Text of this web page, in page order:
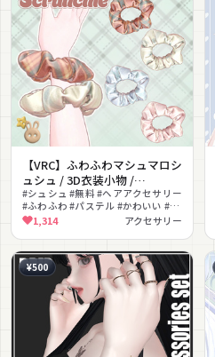
【VRC】ふわふわマシュマロシ
ュシュ / 3D衣装小物 /
✨Marshmallow Scrunchie✨
#シュシュ #無料 #ヘアアクセサリー
#ふわふわ #パステル #かわいい #ガ
ーリー #色変更可能 #PSD付き #汎
1,314 アクセサリー
¥500